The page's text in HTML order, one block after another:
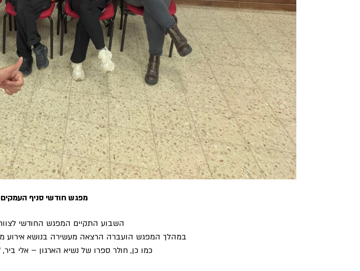
מפגש חודשי סניף
השבוע התקיים המפגש החודשי
במהלך המפגש הועברה הרצאה מעשירה בנושא אירוע
כמו כן, חולר ספרו של נשיא הארגון – אלי ביר, “90 שניות” ו – “מלאכים